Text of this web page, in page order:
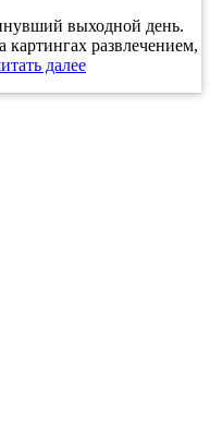
выходной день.
развлечением,
далее